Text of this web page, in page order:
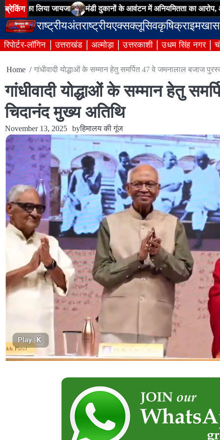
Skip
to
content
ब्रेकिंगजायजा मंडी दुकानों के आवंटन में अनियमितता का आरोप, आढ़तियों ने
राष्ट्रीयअंतराष्ट्रीयएक्सक्लूसिवकृषिक्राइम
रिपोर्टर-लॉगिन उत्तराखंड अल्मोड़ा उत्तरकाशी उधम सिंह नगर
Home गांधीवादी योद्धाओं के सम्मान हेतु समर्पित 47 वे जमनालाल बजाज
गांधीवादी योद्धाओं के सम्मान हेतु
चिदानंद मुख्य अतिथि
November 13, 2025 byहिमालय की गूंज